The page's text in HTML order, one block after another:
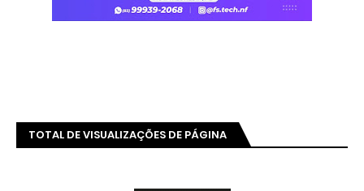
TOTAL DE VISUALIZAÇÕES DE PÁGINA